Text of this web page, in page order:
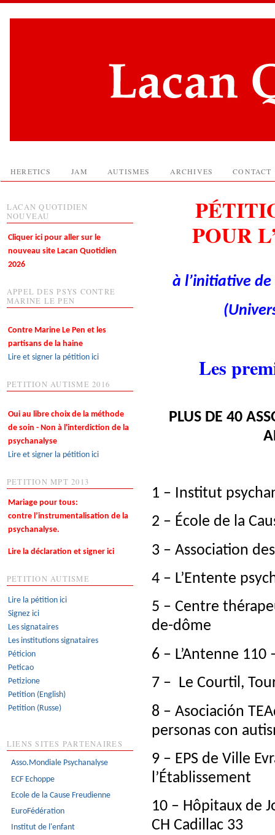
HERETICS JAM AUTISMES ARCHIVES CONTACT
POUR
à l’initiative
Les
PLUS DE 40
1 – Institut
2 – École de la
3 – Association
4 – L’Entente
5 – Centre
de-dôme
6 – L’Antenne 110
7 – Le Courtil,
8 – Asociación
personas con
9 – EPS de Ville
l’Établissement
10 – Hôpitaux de
CH Cadillac 33
LACAN QUOTIDIEN
NOUVEAU
Cliquer ici pour aller sur le
nouveau site Lacan Quotidien
2026
APPEL DES PSYS CONTRE
MARINE LE PEN
Contre Marine Le Pen et les
partisans de la haine
Lire et signer la pétition ici
PETITION AUTISME 2016
Oui au libre choix de la méthode
de soin - Non à l'interdiction de la
psychanalyse
Lire et signer la pétition ici
PETITION MPT 2013
Mariage pour tous:
contre l’instrumentalisation de la
psychanalyse.
Lire la déclaration et signer ici
PETITION AUTISME
Lire la pétition ici
Signez ici
Les signataires
Les institutions signataires
Péticion
Peticao
Petizione
Petition (English)
Petition (Russe)
LIENS SITES PARTENAIRES
Asso.Mondiale Psychanalyse
ECF Echoppe
Ecole de la Cause Freudienne
EuroFédération
Institut de l'enfant